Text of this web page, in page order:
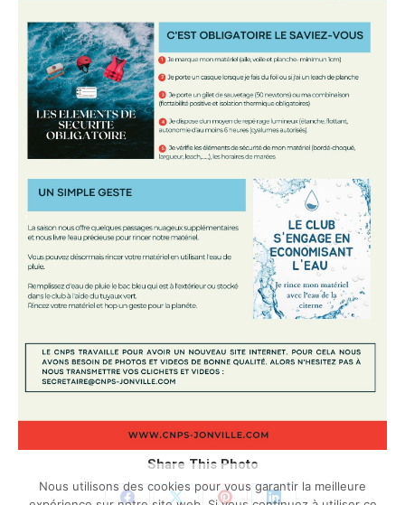
Share This Photo
Nous utilisons des cookies pour vous garantir la meilleure